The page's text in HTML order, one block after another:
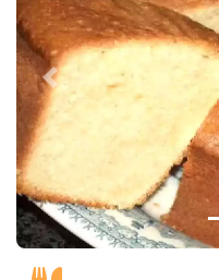
Anterior